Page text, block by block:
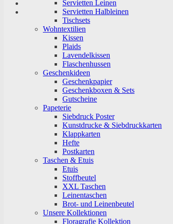
Servietten Leinen
Servietten Halbleinen
Tischsets
Wohntextilien
Kissen
Plaids
Lavendelkissen
Flaschenhussen
Geschenkideen
Geschenkpapier
Geschenkboxen & Sets
Gutscheine
Papeterie
Siebdruck Poster
Kunstdrucke & Siebdruckkarten
Klappkarten
Hefte
Postkarten
Taschen & Etuis
Etuis
Stoffbeutel
XXL Taschen
Leinentaschen
Brot- und Leinenbeutel
Unsere Kollektionen
Floragrafie Kollektion